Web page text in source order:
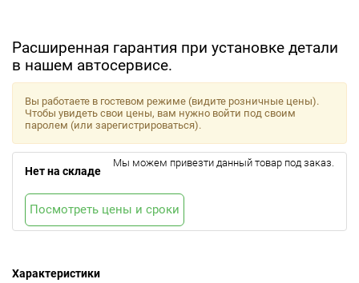
Расширенная гарантия при установке детали
в нашем автосервисе.
Характеристики
Вы работаете в гостевом режиме (видите розничные цены).
Чтобы увидеть свои цены, вам нужно войти под своим
паролем (или зарегистрироваться).
Нет на складе
Мы можем привезти данный товар под заказ.
Посмотреть цены и сроки